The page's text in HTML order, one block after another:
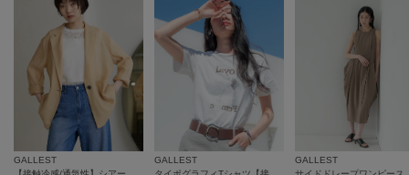
GALLEST
GALLEST
GALLEST